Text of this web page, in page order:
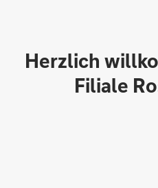
Herzlich
Filiale